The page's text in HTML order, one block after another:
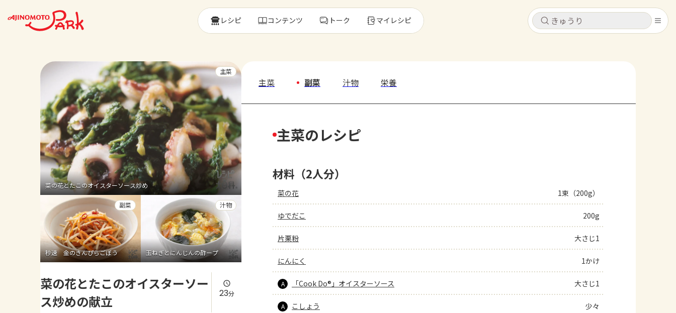
キャンセル
よくあるお問い合わせ
お買い物
キャンセル
レシピ コンテンツ トーク マイレシピ
菜の花とたこのオイスターソース炒め
主菜
秒速 金のきんぴらごぼう
副菜
玉ねぎとにんじんの酢ープ
汁物
菜の花とたこのオイスターソー
ス炒めの献立
23分
主菜 副菜 汁物 栄養
主菜のレシピ
材料（2人分）
菜の花 1束（200g）
ゆでだこ 200g
片栗粉 大さじ1
にんにく 1かけ
A 「Cook Do®」オイスターソース 大さじ1
A こしょう 少々